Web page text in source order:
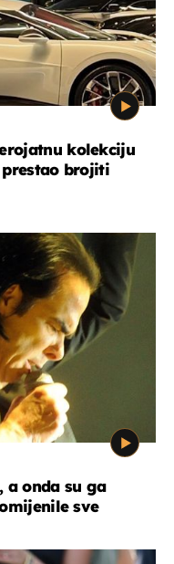
kolekciju
brojiti
a onda su ga
sve